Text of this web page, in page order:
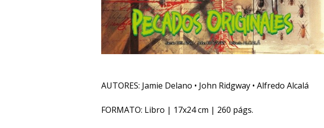
AUTORES: Jamie Delano • John Ridgway • Alfredo Alcalá
FORMATO: Libro | 17x24 cm | 260 págs.